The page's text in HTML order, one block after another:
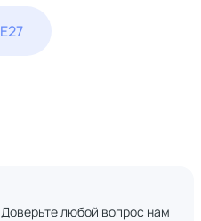
E27
Доверьте любой вопрос нам